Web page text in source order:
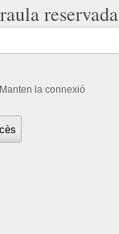
reservada
Manten la connexió